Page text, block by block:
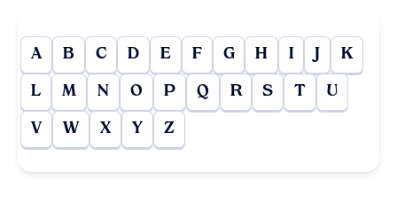
A B C D E F G H I J K
L M N O P Q R S T U
V W X Y Z